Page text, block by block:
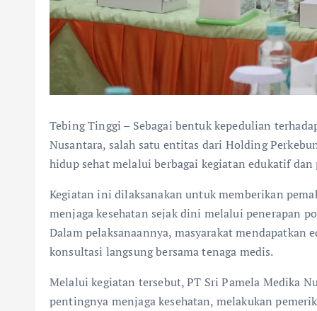
Tebing Tinggi – Sebagai bentuk kepedulian
Nusantara, salah satu entitas dari Holding
hidup sehat melalui berbagai kegiatan edukatif
Kegiatan ini dilaksanakan untuk memberikan
menjaga kesehatan sejak dini melalui penerapan
Dalam pelaksanaannya, masyarakat mendapatkan
konsultasi langsung bersama tenaga medis.
Melalui kegiatan tersebut, PT Sri Pamela Medika
pentingnya menjaga kesehatan, melakukan